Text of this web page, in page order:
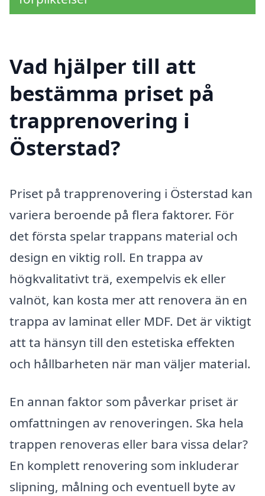
Vad hjälper till att
bestämma priset på
trapprenovering i
Österstad?
Priset på trapprenovering i Österstad kan
variera beroende på flera faktorer. För
det första spelar trappans material och
design en viktig roll. En trappa av
högkvalitativt trä, exempelvis ek eller
valnöt, kan kosta mer att renovera än en
trappa av laminat eller MDF. Det är viktigt
att ta hänsyn till den estetiska effekten
och hållbarheten när man väljer material.
En annan faktor som påverkar priset är
omfattningen av renoveringen. Ska hela
trappen renoveras eller bara vissa delar?
En komplett renovering som inkluderar
slipning, målning och eventuell byte av